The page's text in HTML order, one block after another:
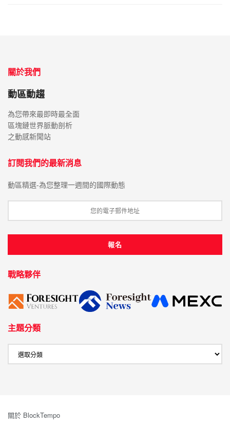
關於我們
動區動趨
為您帶來最即時最全面
區塊鏈世界脈動剖析
之動感新聞站
訂閱我們的最新消息
動區精選-為您整理一週間的國際動態
戰略夥伴
主題分類
關於 BlockTempo